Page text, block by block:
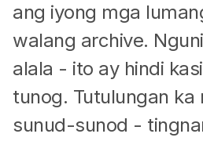
ang iyong mga
walang archive.
alala - ito ay hindi
tunog. Tutulungan ka
sunud-sunod -